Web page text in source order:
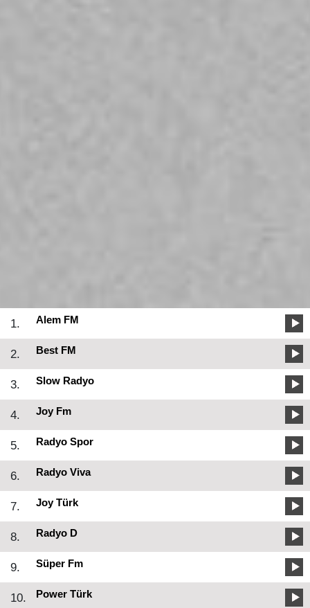
1. Alem FM
2. Best FM
3. Slow Radyo
4. Joy Fm
5. Radyo Spor
6. Radyo Viva
7. Joy Türk
8. Radyo D
9. Süper Fm
10. Power Türk